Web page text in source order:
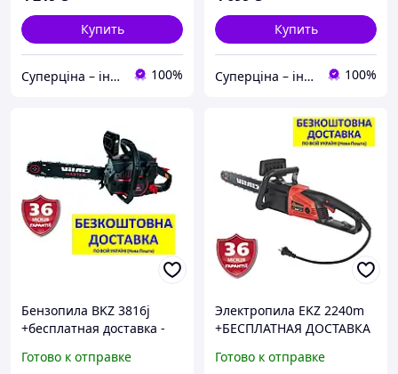
Купить
Суперціна – інтернет-магазин: supertsena.com.ua 100%
Купить
Суперціна – інтернет-магазин: supertsena.com.ua 100%
Бензопила BKZ 3816j
+бесплатная доставка -
90375
Готово к отправке
Электропила EKZ 2240m
+БЕСПЛАТНАЯ ДОСТАВКА
40 см 148185
Готово к отправке